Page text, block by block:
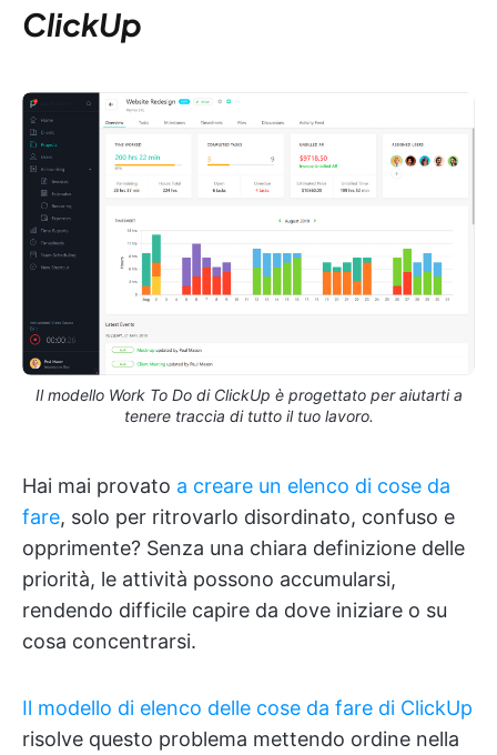
ClickUp
Il modello Work To Do di ClickUp è progettato per aiutarti a
tenere traccia di tutto il tuo lavoro.
Hai mai provato a creare un elenco di cose da
fare, solo per ritrovarlo disordinato, confuso e
opprimente? Senza una chiara definizione delle
priorità, le attività possono accumularsi,
rendendo difficile capire da dove iniziare o su
cosa concentrarsi.
Il modello di elenco delle cose da fare di ClickUp
risolve questo problema mettendo ordine nella